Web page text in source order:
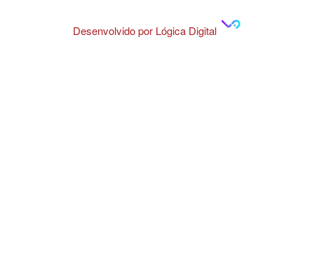
Desenvolvido por Lógica Digital